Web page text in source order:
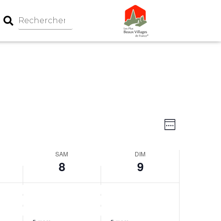
Navigation
par
de
Week
SAM
8
DIM
9